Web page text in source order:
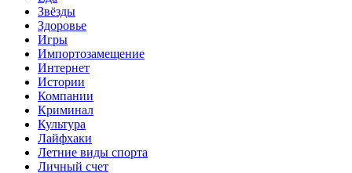
Звёзды
Здоровье
Игры
Импортозамещение
Интернет
Истории
Компании
Криминал
Культура
Лайфхаки
Летние виды спорта
Личный счет